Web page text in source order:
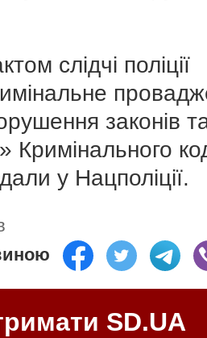
слідчі поліції
законів
Кримінального
у Нацполіції.
SD.UA